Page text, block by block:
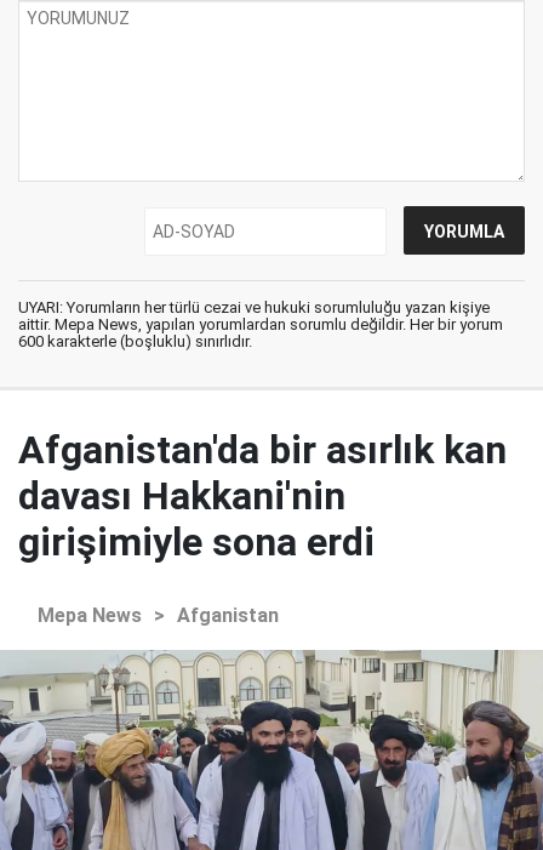
UYARI: Yorumların her türlü cezai ve hukuki sorumluluğu yazan kişiye
aittir. Mepa News, yapılan yorumlardan sorumlu değildir. Her bir yorum
600 karakterle (boşluklu) sınırlıdır.
Afganistan'da bir asırlık kan
davası Hakkani'nin
girişimiyle sona erdi
Mepa News > Afganistan